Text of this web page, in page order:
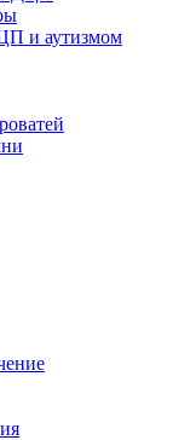
и аутизмом